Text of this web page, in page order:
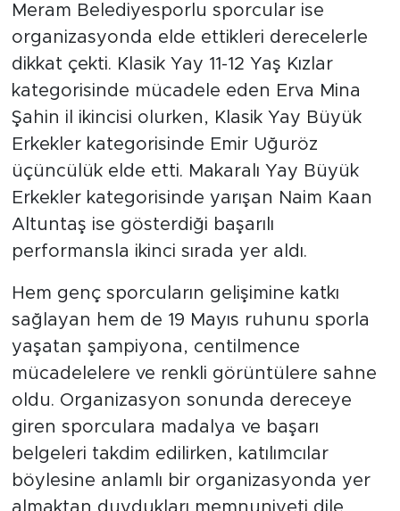
Meram Belediyesporlu sporcular ise
organizasyonda elde ettikleri derecelerle
dikkat çekti. Klasik Yay 11-12 Yaş Kızlar
kategorisinde mücadele eden Erva Mina
Şahin il ikincisi olurken, Klasik Yay Büyük
Erkekler kategorisinde Emir Uğuröz
üçüncülük elde etti. Makaralı Yay Büyük
Erkekler kategorisinde yarışan Naim Kaan
Altuntaş ise gösterdiği başarılı
performansla ikinci sırada yer aldı.
Hem genç sporcuların gelişimine katkı
sağlayan hem de 19 Mayıs ruhunu sporla
yaşatan şampiyona, centilmence
mücadelelere ve renkli görüntülere sahne
oldu. Organizasyon sonunda dereceye
giren sporculara madalya ve başarı
belgeleri takdim edilirken, katılımcılar
böylesine anlamlı bir organizasyonda yer
almaktan duydukları memnuniyeti dile